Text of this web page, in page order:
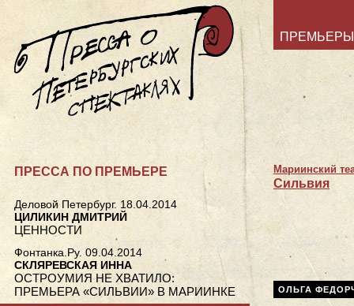
ПРЕМЬЕРЫ
Мариинский
Сильвия
ОЛЬГА
ПРЕССА ПО ПРЕМЬЕРЕ
Деловой Петербург. 18.04.2014
ЦИЛИКИН ДМИТРИЙ
ЦЕННОСТИ
Фонтанка.Ру. 09.04.2014
СКЛЯРЕВСКАЯ ИННА
ОСТРОУМИЯ НЕ ХВАТИЛО:
ПРЕМЬЕРА «СИЛЬВИИ» В МАРИИНКЕ